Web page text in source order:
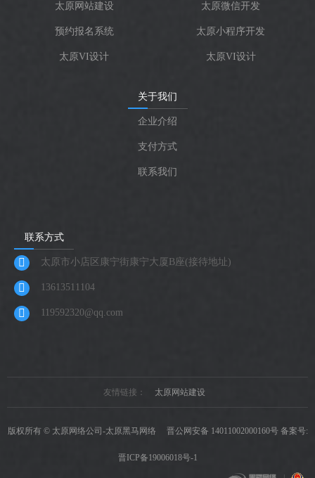
太原网站建设
预约报名系统
太原VI设计
太原微信开发
太原小程序开发
太原VI设计
关于我们
企业介绍
支付方式
联系我们
联系方式
太原市小店区康宁街康宁大厦B座(接待地址)
13613511104
119592320@qq.com
友情链接： 太原网站建设
版权所有 © 太原网络公司-太原黑马网络 晋公网安备 14011002000160号备案号:
晋ICP备19006018号-1